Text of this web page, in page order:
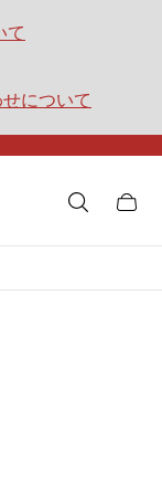
て
について
Cart